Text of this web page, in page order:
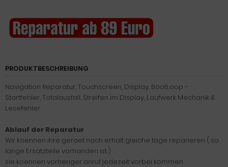
PRODUKTBESCHREIBUNG
Navigation Reparatur, Touchscreen, Display, BootLoop -
Startfehler, Totalausfall, Streifen im Display, Laufwerk Mechanik &
Lesefehler
Ablauf der Reparatur
Wir koennen ihre geraet nach erhalt gleiche tage reparieren ( so
lange Ersatzteile vorhanden ist )
sie koennen vorheriger anruf jedezeit vorbei kommen